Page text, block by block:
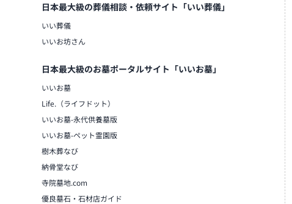
日本最大級の葬儀相談・依頼サイト「いい葬儀」
いい葬儀
いいお坊さん
日本最大級のお墓ポータルサイト「いいお墓」
いいお墓
Life.（ライフドット）
いいお墓-永代供養墓版
いいお墓-ペット霊園版
樹木葬なび
納骨堂なび
寺院墓地.com
優良墓石・石材店ガイド